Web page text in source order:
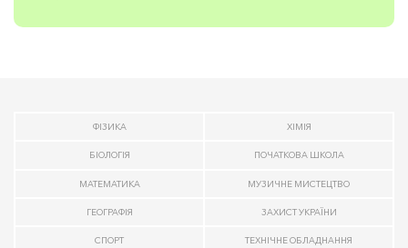
ФІЗИКА ХІМІЯ
БІОЛОГІЯ ПОЧАТКОВА ШКОЛА
МАТЕМАТИКА МУЗИЧНЕ МИСТЕЦТВО
ГЕОГРАФІЯ ЗАХИСТ УКРАЇНИ
СПОРТ ТЕХНІЧНЕ ОБЛАДНАННЯ